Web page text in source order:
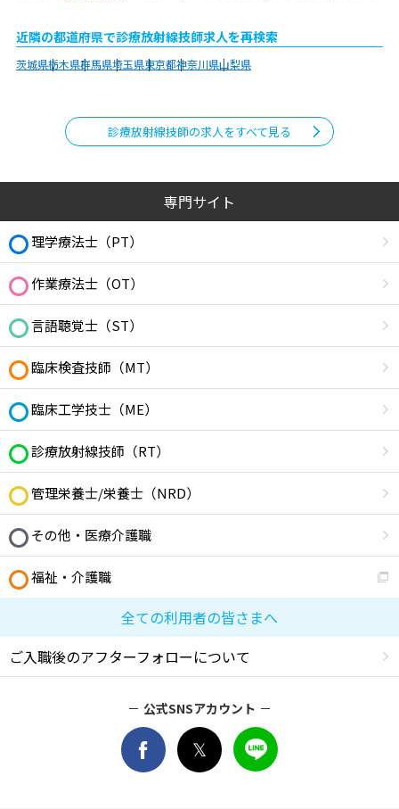
近隣の都道府県で診療放射線技師求人を再検索
茨城県栃木県群馬県埼玉県東京都神奈川県山梨県
診療放射線技師の求人をすべて見る
専門サイト
理学療法士（PT）
作業療法士（OT）
言語聴覚士（ST）
臨床検査技師（MT）
臨床工学技士（ME）
診療放射線技師（RT）
管理栄養士/栄養士（NRD）
その他・医療介護職
福祉・介護職
全ての利用者の皆さまへ
ご入職後のアフターフォローについて
公式SNSアカウント